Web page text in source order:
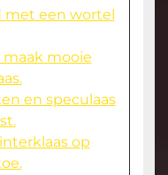
met een wortel
maak mooie
en speculaas
op